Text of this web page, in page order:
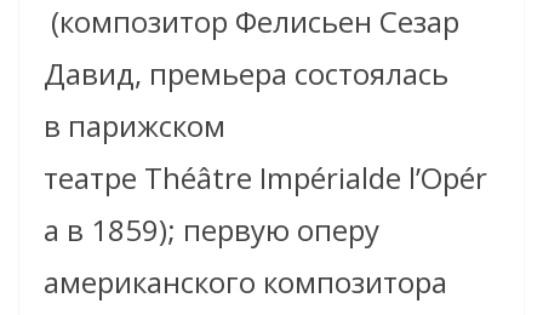
(композитор Фелисьен Сезар
Давид, премьера состоялась
в парижском
театре Théâtre Impérialde l’Opér
a в 1859); первую оперу
американского композитора